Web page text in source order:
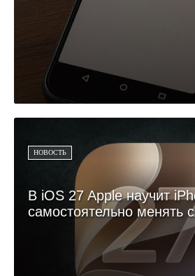
НОВОСТЬ
В iOS 27 Apple научит
самостоятельно менять